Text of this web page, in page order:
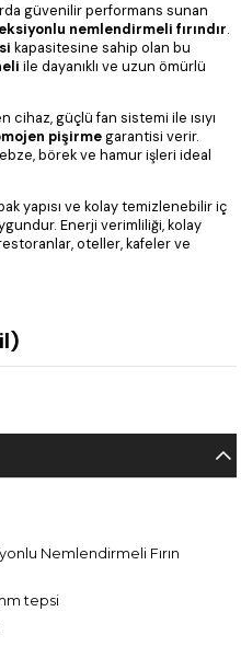
güvenilir performans sunan
nemlendirmeli fırındır.
kapasitesine sahip olan bu
ile dayanıklı ve uzun ömürlü
cihaz, güçlü fan sistemi ile ısıyı
pişirmegarantisi verir.
börek ve hamur işleri ideal
yapısı ve kolay temizlenebilir iç
Enerji verimliliği, kolay
restoranlar, oteller, kafeler ve
Nemlendirmeli Fırın
tepsi